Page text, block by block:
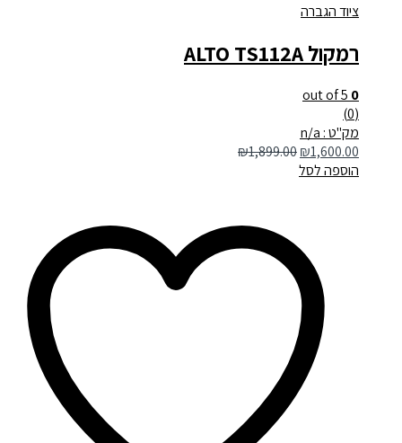
ציוד הגברה
רמקול ALTO TS112A
0
out of 5
מק"ט : n/a
₪1,600.00
₪1,899.00
הוספה לסל